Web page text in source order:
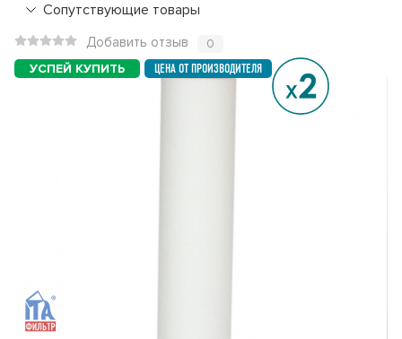
Сопутствующие товары
Добавить отзыв 0